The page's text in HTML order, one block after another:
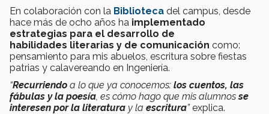
En colaboración con la Biblioteca del campus, desde
hace más de ocho años ha implementado
estrategias para el desarrollo de
habilidades literarias y de comunicación como:
pensamiento para mis abuelos, escritura sobre fiestas
patrias y calavereando en Ingeniería.
“Recurriendo a lo que ya conocemos: los cuentos, las
fábulas y la poesía , es cómo hago que mis alumnosse
interesen por la literatura y la escritura”explica.